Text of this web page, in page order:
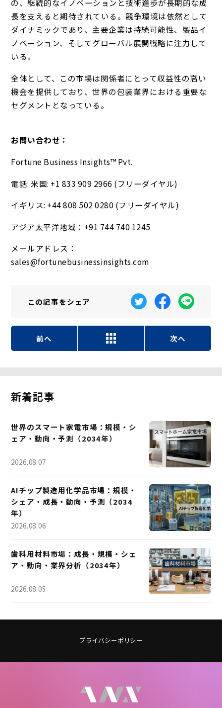
の、継続的なイノベーションと技術進歩が長期的な成
長を支えると期待されている。競争環境は依然として
ダイナミックであり、主要企業は持続可能性、製品イ
ノベーション、そしてグローバル展開戦略に注力して
いる。
全体として、この市場は関係者にとって収益性の高い
機会を提供しており、世界の包装業界における重要な
セグメントとなっている。
お問い合わせ：
Fortune Business Insights™ Pvt.
電話: 米国: +1 833 909 2966 (フリーダイヤル)
イギリス: +44 808 502 0280 (フリーダイヤル)
アジア太平洋地域：+91 744 740 1245
メールアドレス：
sales@fortunebusinessinsights.com
この記事をシェア
前へ 次へ
新着記事
世界のスマート家電市場：規模・シ
ェア・動向・予測（2034年）
2026.08.07
AIチップ製造用化学品市場：規模・
シェア・成長・動向・予測（2034
年）
2026.08.06
歯科用材料市場：成長・規模・シェ
ア・動向・業界分析（2034年）
2026.08.05
プライバシーポリシー